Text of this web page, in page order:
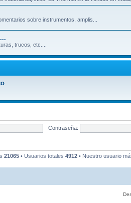
sobre instrumentos, amplis...
trucos, etc....
Contraseña:
21065 • Usuarios totales 4912 • Nuestro usuario